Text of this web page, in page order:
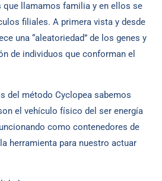
que llamamos familia y en ellos se
filiales. A primera vista y desde
una “aleatoriedad” de los genes y
de individuos que conforman el
del método Cyclopea sabemos
el vehículo físico del ser energía
como contenedores de
herramienta para nuestro actuar